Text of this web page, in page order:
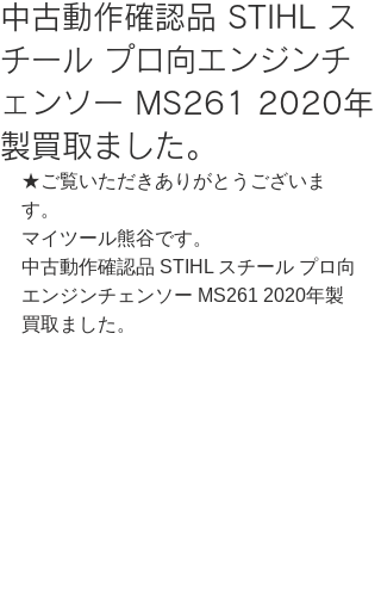
中古動作確認品 STIHL ス
チール プロ向エンジンチ
ェンソー MS261 2020年
製買取ました。
★ご覧いただきありがとうございま
す。
マイツール熊谷です。
中古動作確認品 STIHL スチール プロ向
エンジンチェンソー MS261 2020年製
買取ました。